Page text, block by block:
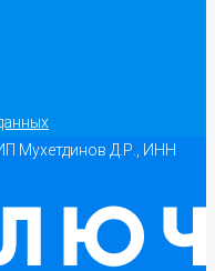
Мухетдинов Д.Р., ИНН